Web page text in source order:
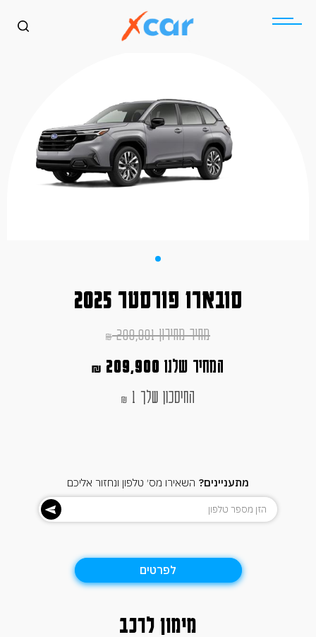
סובארו פורסטר 2025
מחיר מחירון 209,901 ₪
המחיר שלנו 209,900
₪
החיסכון שלך 1 ₪
מתעניינים? השאירו מס׳ טלפון ונחזור אליכם
לפרטים
מימון לרכב